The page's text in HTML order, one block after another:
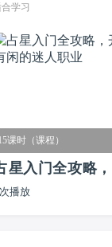
学习
课时（课程）
星入门全攻略
有闲的迷人职业
播放